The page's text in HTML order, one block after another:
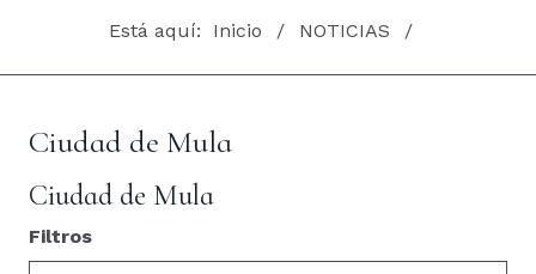
Está aquí: Inicio NOTICIAS
Ciudad de Mula
Ciudad de Mula
Filtros